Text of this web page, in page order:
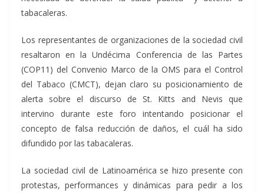
tabacaleras.
Los representantes de organizaciones de la sociedad civil
resaltaron en la Undécima Conferencia de las Partes
(COP11) del Convenio Marco de la OMS para el Control
del Tabaco (CMCT), dejan claro su posicionamiento de
alerta sobre el discurso de St. Kitts and Nevis que
intervino durante este foro intentando posicionar el
concepto de falsa reducción de daños, el cuál ha sido
difundido por las tabacaleras.
La sociedad civil de Latinoamérica se hizo presente con
protestas, performances y dinámicas para pedir a los